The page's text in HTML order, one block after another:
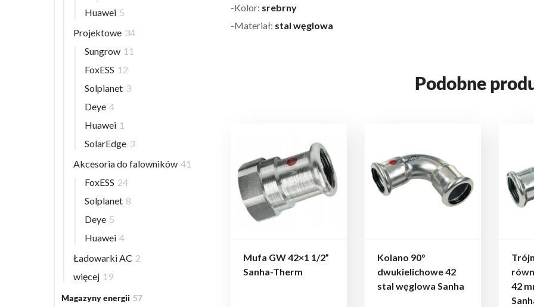
-Kolor: srebrny
-Materiał: stal węglowa
Podobne
Mufa GW 42×1 1/2”
Sanha-Therm
Kolano 90°
dwukielichowe 42
stal węglowa Sanha
42
Huawei 5
Projektowe 34
Sungrow 11
FoxESS 12
Solplanet 3
Deye 4
Huawei 1
SolarEdge 3
Akcesoria do falowników 41
FoxESS 24
Solplanet 8
Deye 5
Huawei 4
Ładowarki AC 2
więcej 19
Magazyny energii 57